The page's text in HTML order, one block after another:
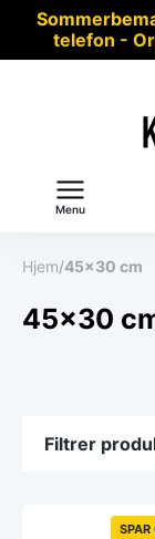
telefon -
Menu
Hjem/45x30 cm
45x30
Filtrer